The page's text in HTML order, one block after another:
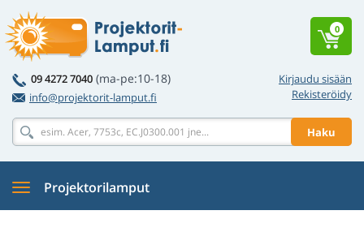
Kirjaudu sisään
Rekisteröidy
09 4272 7040 (ma-pe:10-18)
info@projektorit-lamput.fi
Haku
0
Projektorilamput